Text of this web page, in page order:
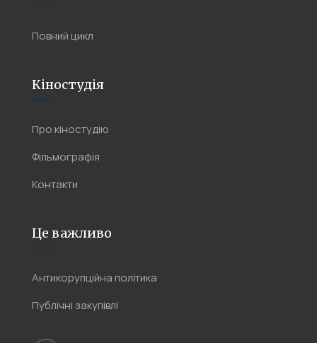
Повний цикл
Кіностудія
Про кіностудію
Фільмографія
Контакти
Це важливо
Антикорупційна політика
Публічні закупівлі